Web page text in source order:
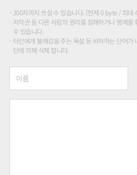
200자까지 쓰실 수 있습니다. (현재 0 byte / 최대
저작권 등 다른 사람의 권리를 침해하거나 명예
수 있습니다.
타인에게 불쾌감을 주는 욕설 등 비하하는 단어
단에 의해 삭제 합니다.